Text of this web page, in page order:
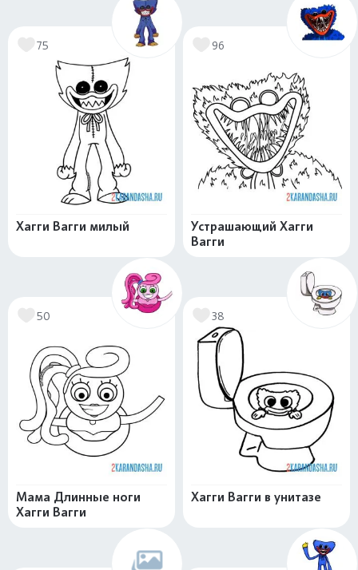
75
Хагги Вагги милый
96
Устрашающий Хагги
Вагги
50
Мама Длинные ноги
Хагги Вагги
38
Хагги Вагги в унитазе